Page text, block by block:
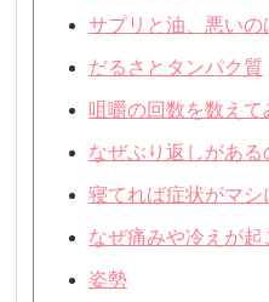
サプリと油、悪いの
だるさとタンパク質
咀嚼の回数を数えて
なぜぶり返しがある
寝てれば症状がマ
なぜ痛みや冷えが起
姿勢